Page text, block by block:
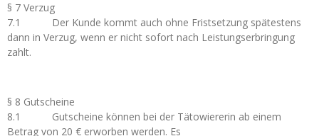
§ 7 Verzug
7.1 Der Kunde kommt auch ohne Fristsetzung spätestens
dann in Verzug, wenn er nicht sofort nach Leistungserbringung
zahlt.
§ 8 Gutscheine
8.1 Gutscheine können bei der Tätowiererin ab einem
Betrag von 20 € erworben werden. Es